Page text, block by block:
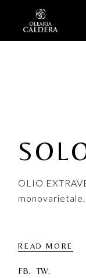
content
OLIO
READ MORE
FB. TW.